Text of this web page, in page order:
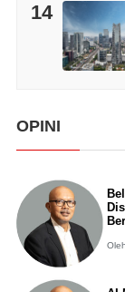
14
OPINI